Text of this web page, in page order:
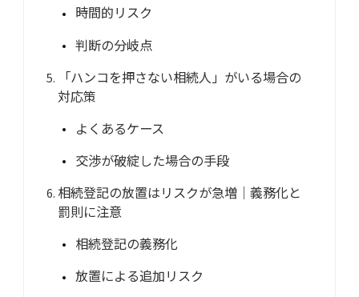
時間的リスク
判断の分岐点
「ハンコを押さない相続人」がいる場合の
対応策
よくあるケース
交渉が破綻した場合の手段
相続登記の放置はリスクが急増｜義務化と
罰則に注意
相続登記の義務化
放置による追加リスク